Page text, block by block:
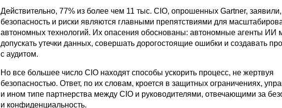
Действительно, 77% из более чем 11 тыс. CIO, опрошенных Gartner, заявили,
безопасность и риски являются главными препятствиями для
автономных технологий. Их опасения обоснованы: автономные агенты ИИ
допускать утечки данных, совершать дорогостоящие ошибки и создавать
с аудитом.
Но все большее число CIO находят способы ускорить процесс, не жертвуя
безопасностью. Ответ, по их словам, кроется в защитных ограничениях,
и ином типе партнерства между CIO и руководителями, отвечающими за
и конфиденциальность.